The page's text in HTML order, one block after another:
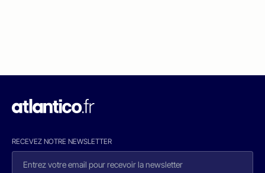
RECEVEZ NOTRE NEWSLETTER